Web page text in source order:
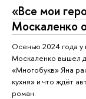
«Все мои
Москаленко
Осенью 2024 года у
Москаленко вышел
«Многобукв» Яна
кухня» и что ждёт
роман.